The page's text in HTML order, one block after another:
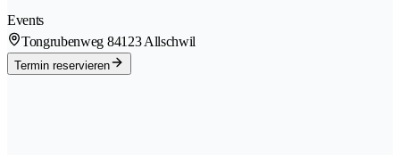
Events
Tongrubenweg 84123 Allschwil
Termin reservieren